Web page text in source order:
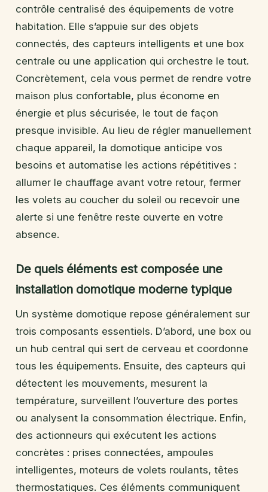
contrôle centralisé des équipements de votre
habitation. Elle s’appuie sur des objets
connectés, des capteurs intelligents et une box
centrale ou une application qui orchestre le tout.
Concrètement, cela vous permet de rendre votre
maison plus confortable, plus économe en
énergie et plus sécurisée, le tout de façon
presque invisible. Au lieu de régler manuellement
chaque appareil, la domotique anticipe vos
besoins et automatise les actions répétitives :
allumer le chauffage avant votre retour, fermer
les volets au coucher du soleil ou recevoir une
alerte si une fenêtre reste ouverte en votre
absence.
De quels éléments est composée une
installation domotique moderne typique
Un système domotique repose généralement sur
trois composants essentiels. D’abord, une box ou
un hub central qui sert de cerveau et coordonne
tous les équipements. Ensuite, des capteurs qui
détectent les mouvements, mesurent la
température, surveillent l’ouverture des portes
ou analysent la consommation électrique. Enfin,
des actionneurs qui exécutent les actions
concrètes : prises connectées, ampoules
intelligentes, moteurs de volets roulants, têtes
thermostatiques. Ces éléments communiquent